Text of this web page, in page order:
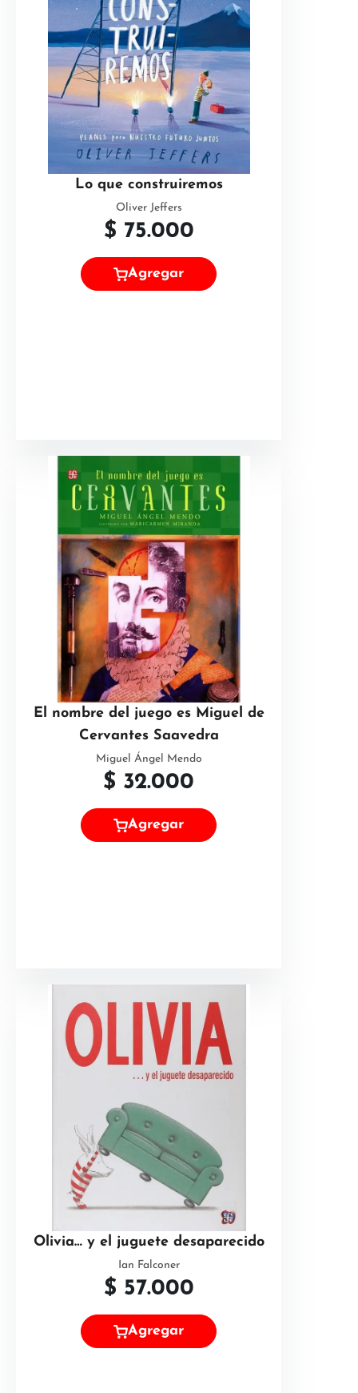
Lo que construiremos
Oliver Jeffers
$ 75.000
Agregar
El nombre del juego es Miguel de
Cervantes Saavedra
Miguel Ángel Mendo
$ 32.000
Agregar
Olivia… y el juguete desaparecido
Ian Falconer
$ 57.000
Agregar